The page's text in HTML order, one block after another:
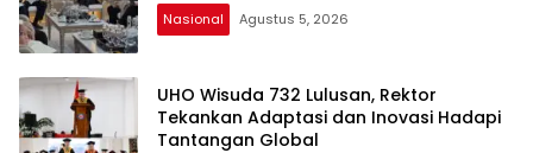
Nasional Agustus 5, 2026
UHO Wisuda 732 Lulusan, Rektor
Tekankan Adaptasi dan Inovasi Hadapi
Tantangan Global